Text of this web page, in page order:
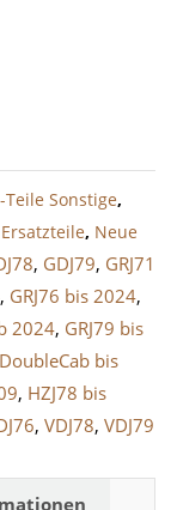
Teile Sonstige,
, Neue
, GDJ79, GRJ71
, GRJ76 bis 2024,
2024, GRJ79 bis
bis
, HZJ78 bis
, VDJ78, VDJ79